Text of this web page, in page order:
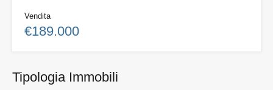
Vendita
€189.000
Tipologia Immobili